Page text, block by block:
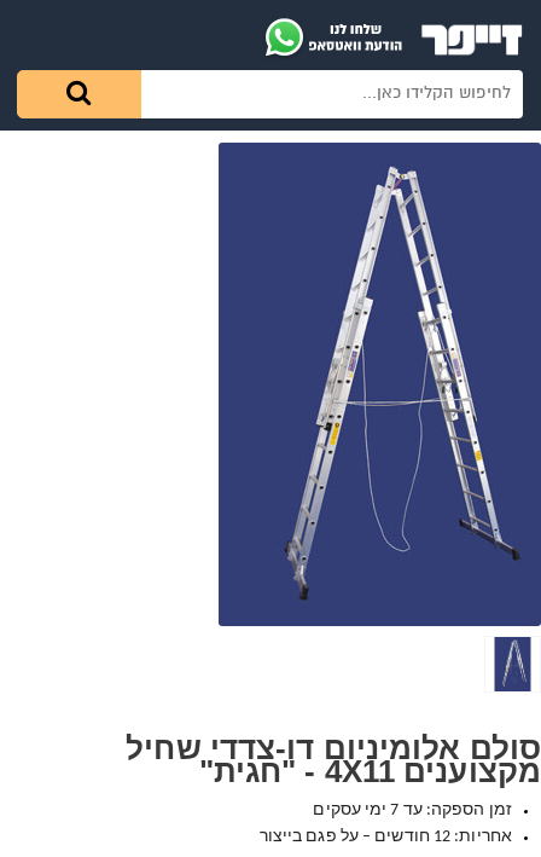
סולם אלומיניום דו-צדדי שחיל
מקצוענים 4X11 - "חגית"
זמן הספקה: עד 7 ימי עסקים
אחריות: 12 חודשים – על פגם בייצור